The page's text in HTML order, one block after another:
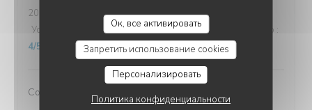
Ок, все активировать
Запретить использование cookies
Персонализировать
Политика конфиденциальности
2026-08-05
- 20:45 - гости 2
Услуги
Атмосфера:5/5 Меню:5/5 Цена / качество :
4/5
Comme à son habitude, parfait!
LES JARDINS DE SIDI BOU SAÏD